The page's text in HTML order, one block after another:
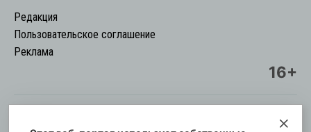
Редакция
Пользовательское соглашение
Реклама
16+